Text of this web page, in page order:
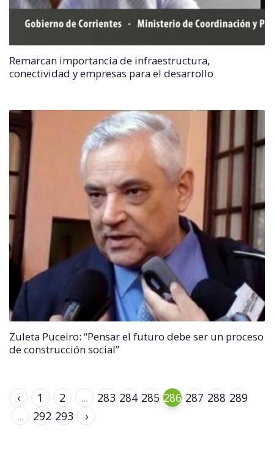
Remarcan importancia de infraestructura,
conectividad y empresas para el desarrollo
Zuleta Puceiro: “Pensar el futuro debe ser un proceso
de construcción social”
‹ 1 2 ... 283 284 285 286 287 288 289
...
292 293 ›